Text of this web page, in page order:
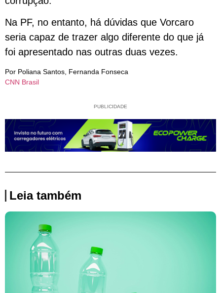
Na PF, no entanto, há dúvidas que Vorcaro
seria capaz de trazer algo diferente do que já
foi apresentado nas outras duas vezes.
Por Poliana Santos, Fernanda Fonseca
CNN Brasil
PUBLICIDADE
Leia também